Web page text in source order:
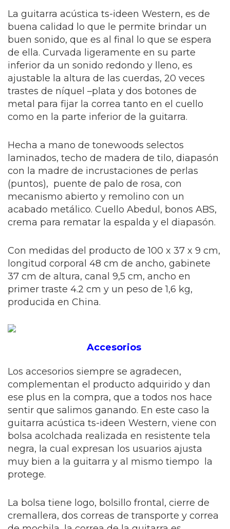
La guitarra acústica ts-ideen Western, es de
buena calidad lo que le permite brindar un
buen sonido, que es al final lo que se espera
de ella. Curvada ligeramente en su parte
inferior da un sonido redondo y lleno, es
ajustable la altura de las cuerdas, 20 veces
trastes de níquel –plata y dos botones de
metal para fijar la correa tanto en el cuello
como en la parte inferior de la guitarra.
Hecha a mano de tonewoods selectos
laminados, techo de madera de tilo, diapasón
con la madre de incrustaciones de perlas
(puntos), puente de palo de rosa, con
mecanismo abierto y remolino con un
acabado metálico. Cuello Abedul, bonos ABS,
crema para rematar la espalda y el diapasón.
Con medidas del producto de 100 x 37 x 9 cm,
longitud corporal 48 cm de ancho, gabinete
37 cm de altura, canal 9,5 cm, ancho en
primer traste 4.2 cm y un peso de 1,6 kg,
producida en China.
Accesorios
Los accesorios siempre se agradecen,
complementan el producto adquirido y dan
ese plus en la compra, que a todos nos hace
sentir que salimos ganando. En este caso la
guitarra acústica ts-ideen Western, viene con
bolsa acolchada realizada en resistente tela
negra, la cual expresan los usuarios ajusta
muy bien a la guitarra y al mismo tiempo la
protege.
La bolsa tiene logo, bolsillo frontal, cierre de
cremallera, dos correas de transporte y correa